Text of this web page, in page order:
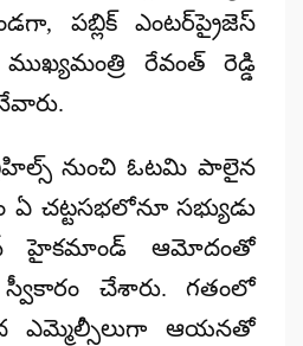
పబ్లిక్ ఎంటర్‌ప్రైజెస్‌
రేవంత్ రెడ్డి
నుంచి ఓటమి పాలైన
ఏ చట్టసభలోనూ సభ్యుడు
హైకమాండ్ ఆమోదంతో
చేశారు. గతంలో
ఎమ్మెల్సీలుగా ఆయనతో